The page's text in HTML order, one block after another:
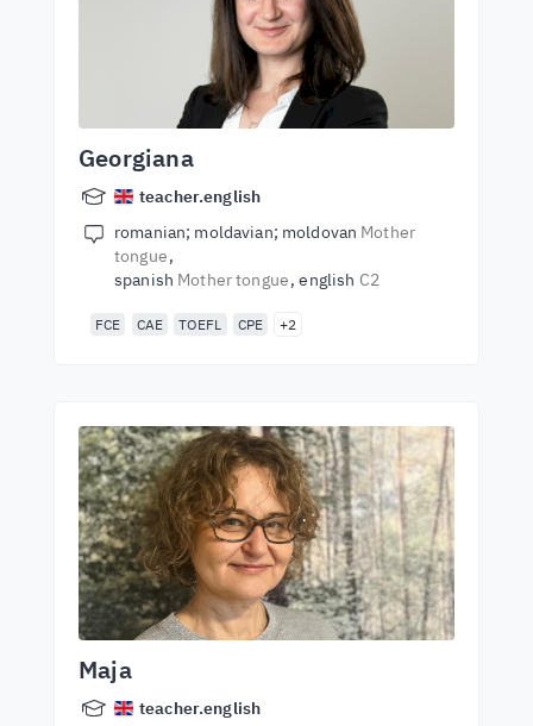
Georgiana
teacher.english
romanian; moldavian; moldovan Mother
tongue
spanish Mother tongue english C2
FCE CAE TOEFL CPE +2
Maja
teacher.english